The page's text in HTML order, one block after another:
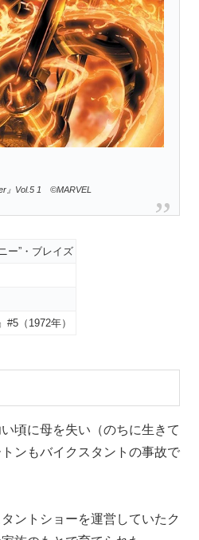
』Vol.5 1 ©MARVEL
ー”・ブレイズ
#5（1972年）
頃に母を失い（のちに生きて
ンもバイクスタントの事故で
ントショーを運営していたク